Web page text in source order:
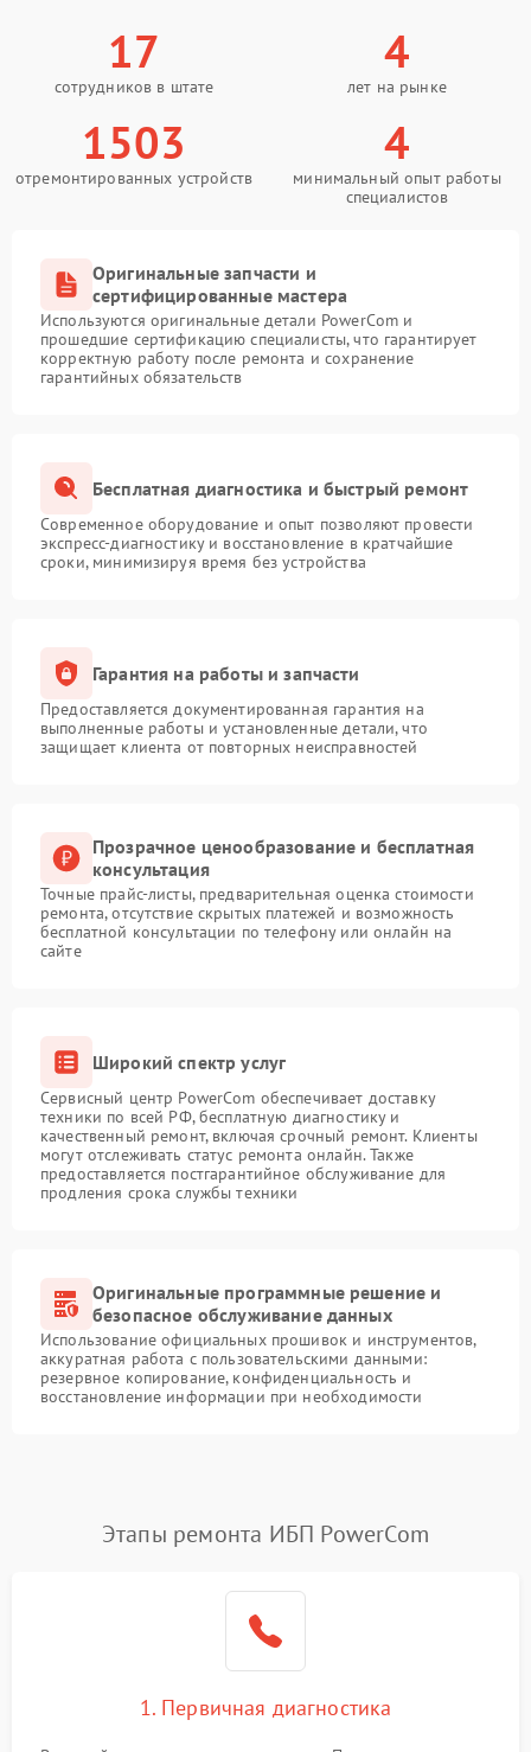
17
сотрудников в штате
4
лет на рынке
1503
отремонтированных устройств
4
минимальный опыт работы
специалистов
Оригинальные запчасти и
сертифицированные мастера
Используются оригинальные детали PowerCom и
прошедшие сертификацию специалисты, что гарантирует
корректную работу после ремонта и сохранение
гарантийных обязательств
Бесплатная диагностика и быстрый ремонт
Современное оборудование и опыт позволяют провести
экспресс-диагностику и восстановление в кратчайшие
сроки, минимизируя время без устройства
Гарантия на работы и запчасти
Предоставляется документированная гарантия на
выполненные работы и установленные детали, что
защищает клиента от повторных неисправностей
Прозрачное ценообразование и бесплатная
консультация
Точные прайс-листы, предварительная оценка стоимости
ремонта, отсутствие скрытых платежей и возможность
бесплатной консультации по телефону или онлайн на
сайте
Широкий спектр услуг
Сервисный центр PowerCom обеспечивает доставку
техники по всей РФ, бесплатную диагностику и
качественный ремонт, включая срочный ремонт. Клиенты
могут отслеживать статус ремонта онлайн. Также
предоставляется постгарантийное обслуживание для
продления срока службы техники
Оригинальные программные решение и
безопасное обслуживание данных
Использование официальных прошивок и инструментов,
аккуратная работа с пользовательскими данными:
резервное копирование, конфиденциальность и
восстановление информации при необходимости
Этапы ремонта ИБП PowerCom
1. Первичная диагностика